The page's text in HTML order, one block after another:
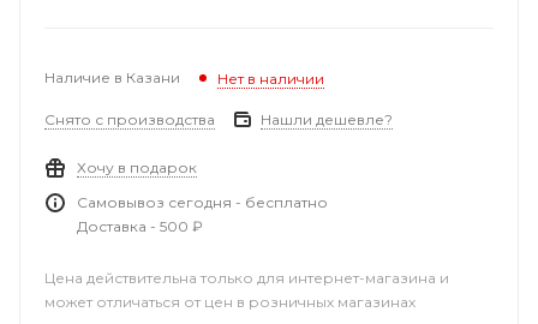
Наличие в Казани Нет в наличии
Снято с производства Нашли дешевле?
Хочу в подарок
Самовывоз сегодня - бесплатно
Доставка - 500 ₽
Цена действительна только для интернет-магазина и
может отличаться от цен в розничных магазинах